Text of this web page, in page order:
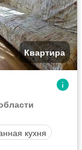
Квартира
кухня